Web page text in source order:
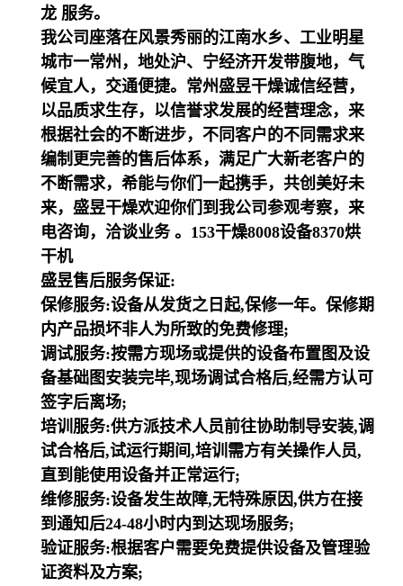
龙 服务。
我公司座落在风景秀丽的江南水乡、工业明星
城市一常州，地处沪、宁经济开发带腹地，气
候宜人，交通便捷。常州盛昱干燥诚信经营，
以品质求生存，以信誉求发展的经营理念，来
根据社会的不断进步，不同客户的不同需求来
编制更完善的售后体系，满足广大新老客户的
不断需求，希能与你们一起携手，共创美好未
来，盛昱干燥欢迎你们到我公司参观考察，来
电咨询，洽谈业务 。153干燥8008设备8370烘
干机
盛昱售后服务保证:
保修服务:设备从发货之日起,保修一年。保修期
内产品损坏非人为所致的免费修理;
调试服务:按需方现场或提供的设备布置图及设
备基础图安装完毕,现场调试合格后,经需方认可
签字后离场;
培训服务:供方派技术人员前往协助制导安装,调
试合格后,试运行期间,培训需方有关操作人员,
直到能使用设备并正常运行;
维修服务:设备发生故障,无特殊原因,供方在接
到通知后24-48小时内到达现场服务;
验证服务:根据客户需要免费提供设备及管理验
证资料及方案;